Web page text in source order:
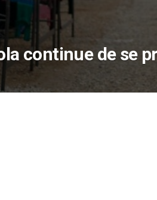
continue de se